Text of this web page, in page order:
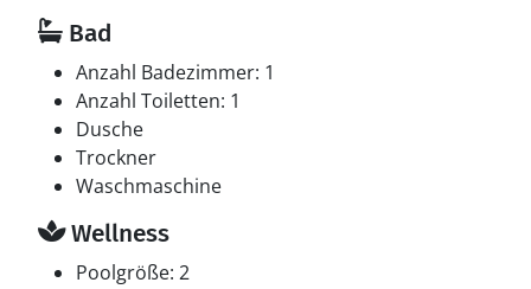
Bad
Anzahl Badezimmer: 1
Anzahl Toiletten: 1
Dusche
Trockner
Waschmaschine
Wellness
Poolgröße: 2